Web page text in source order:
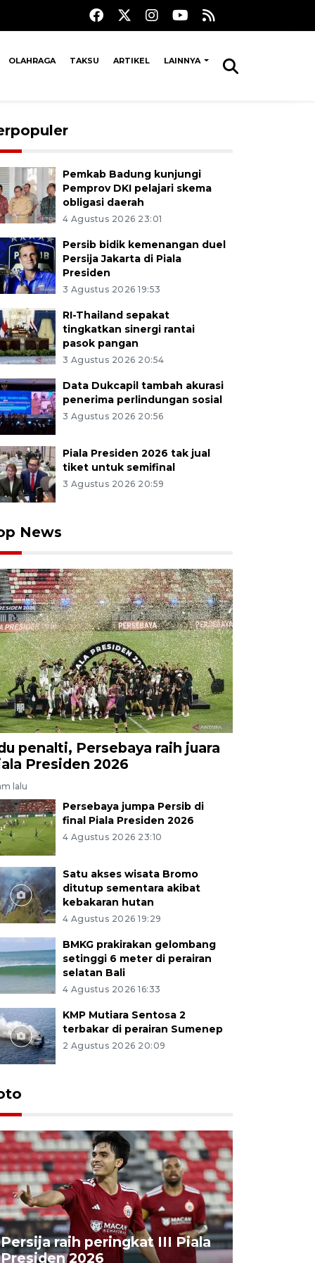
OLAHRAGA TAKSU ARTIKEL LAINNYA
Hindu melakukan ritual Melukat atau pembersihan
besar umat Hindu melakukan ritual melukat pada
setelah Hari Raya Galungan di objek wisata religi
spiritual dan jasmani serta mengembalikan energi
Wibowo/wsj.
Pemkab Badung kunjungi
Pemprov DKI pelajari skema
obligasi daerah
4 Agustus 2026 23:01
Persib bidik kemenangan duel
Persija Jakarta di Piala
Presiden
3 Agustus 2026 19:53
RI-Thailand sepakat
tingkatkan sinergi rantai
pasok pangan
3 Agustus 2026 20:54
Data Dukcapil tambah akurasi
penerima perlindungan sosial
3 Agustus 2026 20:56
Piala Presiden 2026 tak jual
tiket untuk semifinal
3 Agustus 2026 20:59
News
penalti, Persebaya raih juara
Presiden 2026
lalu
Persebaya jumpa Persib di
final Piala Presiden 2026
4 Agustus 2026 23:10
Satu akses wisata Bromo
ditutup sementara akibat
kebakaran hutan
4 Agustus 2026 19:29
BMKG prakirakan gelombang
setinggi 6 meter di perairan
selatan Bali
4 Agustus 2026 16:33
KMP Mutiara Sentosa 2
terbakar di perairan Sumenep
2 Agustus 2026 20:09
Persija raih peringkat III Piala
Presiden 2026